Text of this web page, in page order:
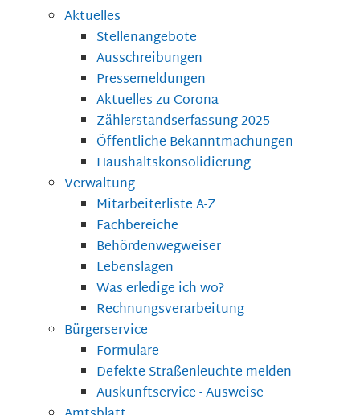
Aktuelles
Stellenangebote
Ausschreibungen
Pressemeldungen
Aktuelles zu Corona
Zählerstandserfassung 2025
Öffentliche Bekanntmachungen
Haushaltskonsolidierung
Verwaltung
Mitarbeiterliste A-Z
Fachbereiche
Behördenwegweiser
Lebenslagen
Was erledige ich wo?
Rechnungsverarbeitung
Bürgerservice
Formulare
Defekte Straßenleuchte melden
Auskunftservice - Ausweise